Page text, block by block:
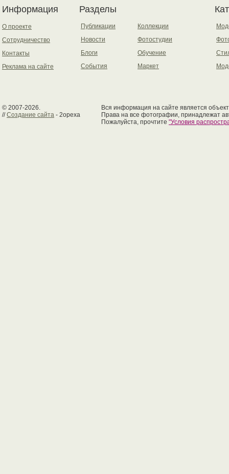
Информация
О проекте
Сотрудничество
Контакты
Реклама на сайте
Разделы
Публикации
Новости
Блоги
События
Коллекции
Фотостудии
Обучение
Маркет
© 2007-2026.
//Создание сайта - 2opexa
Вся информация на сайте является
Права на все фотографии, принадлежат
Пожалуйста, прочтите "Условия